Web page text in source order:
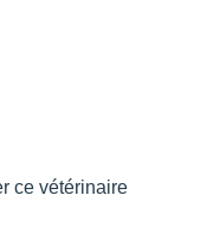
ce vétérinaire